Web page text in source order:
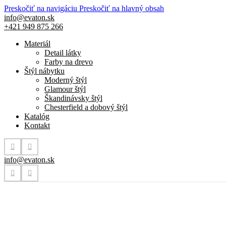
Preskočiť na navigáciu Preskočiť na hlavný obsah
info@evaton.sk
+421 949 875 266
Materiál
Detail látky
Farby na drevo
Štýl nábytku
Moderný štýl
Glamour štýl
Škandinávsky štýl
Chesterfield a dobový štýl
Katalóg
Kontakt
info@evaton.sk